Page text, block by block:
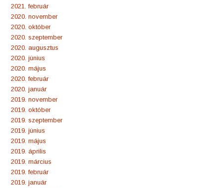
2021. február
2020. november
2020. október
2020. szeptember
2020. augusztus
2020. június
2020. május
2020. február
2020. január
2019. november
2019. október
2019. szeptember
2019. június
2019. május
2019. április
2019. március
2019. február
2019. január